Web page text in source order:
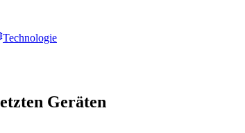
Technologie
Geräten